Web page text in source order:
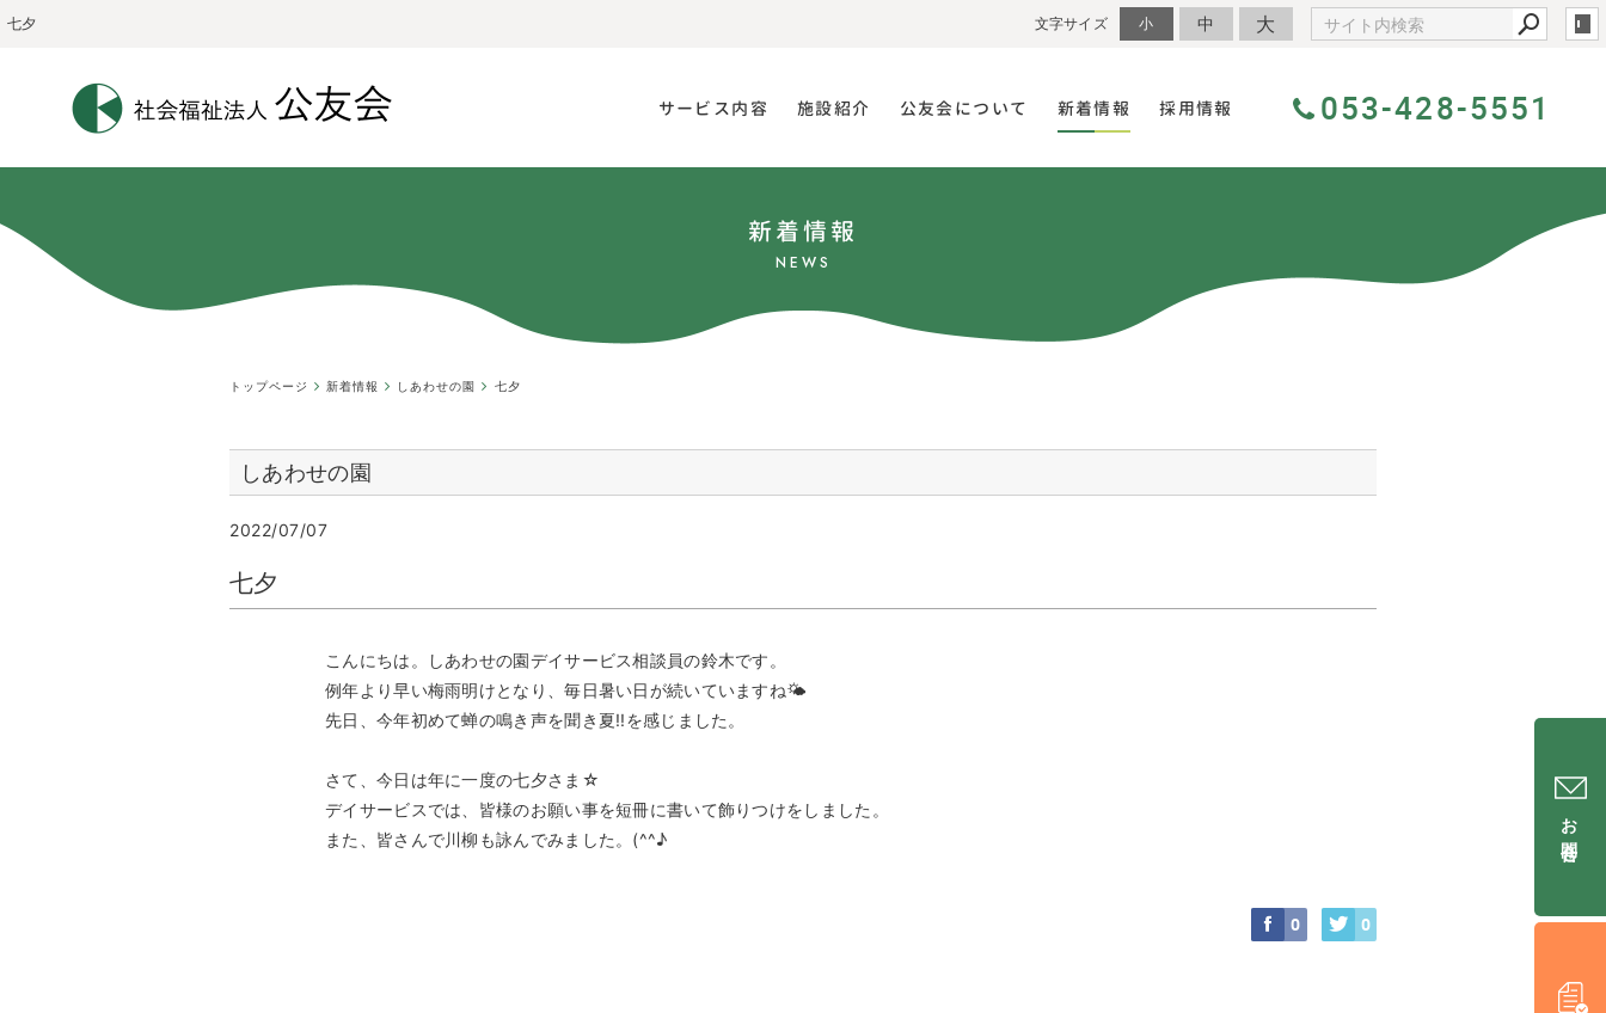
七夕 文字サイズ 小 中 大
サービス内容 施設紹介 公友会について 新着情報 採用情報 053-428-5551
新着情報
NEWS
トップページ 新着情報 しあわせの園 七夕
しあわせの園
2022/07/07
七夕
こんにちは。しあわせの園デイサービス相談員の鈴木です。
例年より早い梅雨明けとなり、毎日暑い日が続いていますね🌤
先日、今年初めて蝉の鳴き声を聞き夏!!を感じました。
さて、今日は年に一度の七夕さま☆
デイサービスでは、皆様のお願い事を短冊に書いて飾りつけをしました。
また、皆さんで川柳も詠んでみました。(^^♪
0 0
お問合せ